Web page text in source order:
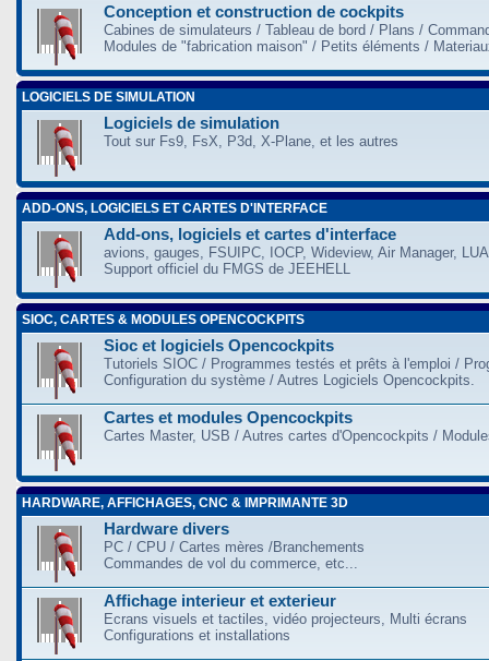
Conception et construction de cockpits
Cabines de simulateurs / Tableau de bord / Plans /
Modules de "fabrication maison" / Petits éléments /
LOGICIELS DE SIMULATION
Logiciels de simulation
Tout sur Fs9, FsX, P3d, X-Plane, et les autres
ADD-ONS, LOGICIELS ET CARTES D'INTERFACE
Add-ons, logiciels et cartes d'interface
avions, gauges, FSUIPC, IOCP, Wideview, Air Manager,
Support officiel du FMGS de JEEHELL
SIOC, CARTES & MODULES OPENCOCKPITS
Sioc et logiciels Opencockpits
Tutoriels SIOC / Programmes testés et prêts à l'emploi /
Configuration du système / Autres Logiciels Opencockpits.
Cartes et modules Opencockpits
Cartes Master, USB / Autres cartes d'Opencockpits /
HARDWARE, AFFICHAGES, CNC & IMPRIMANTE 3D
Hardware divers
PC / CPU / Cartes mères /Branchements
Commandes de vol du commerce, etc...
Affichage interieur et exterieur
Ecrans visuels et tactiles, vidéo projecteurs, Multi écrans
Configurations et installations